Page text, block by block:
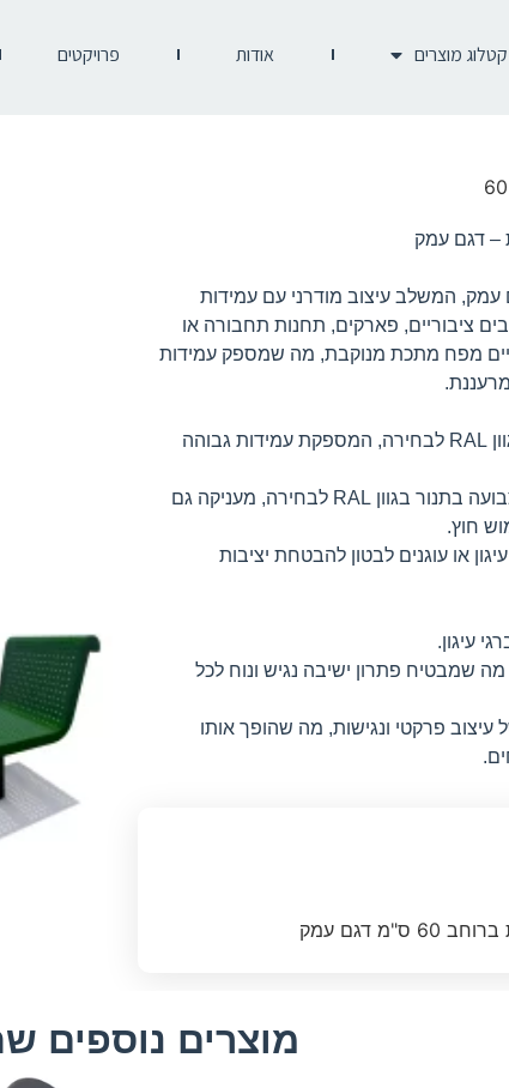
קטלוג מוצרים אודות פרויקטים
– דגם עמק
ברוחב 60 ס"מ, דגם עמק, המשלב עיצוב מודרני עם עמידות
ציבוריים, פארקים, תחנות תחבורה או
מפח מתכת מנוקבת, מה שמספק עמידות
שלד: מתכת מגולוונת וצבועה בתנור בגוון RAL לבחירה, המספקת עמידות גבוהה
מושב ומשענת: מפח מתכת מנוקבת, צבועה בתנור בגוון RAL לבחירה, מעניקה גם
חוץ.
או עוגנים לבטון להבטחת יציבות
עיגון.
מה שמבטיח פתרון ישיבה נגיש ונוח לכל
פרקטי ונגישות, מה שהופך אותו
דגם עמק
מוצרים נוספים